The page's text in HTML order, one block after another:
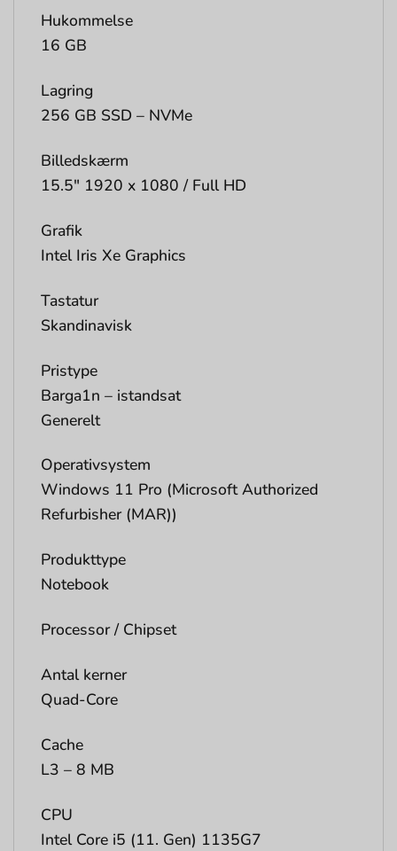
Hukommelse
16 GB
Lagring
256 GB SSD – NVMe
Billedskærm
15.5″ 1920 x 1080 / Full HD
Grafik
Intel Iris Xe Graphics
Tastatur
Skandinavisk
Pristype
Barga1n – istandsat
Generelt
Operativsystem
Windows 11 Pro (Microsoft Authorized
Refurbisher (MAR))
Produkttype
Notebook
Processor / Chipset
Antal kerner
Quad-Core
Cache
L3 – 8 MB
CPU
Intel Core i5 (11. Gen) 1135G7